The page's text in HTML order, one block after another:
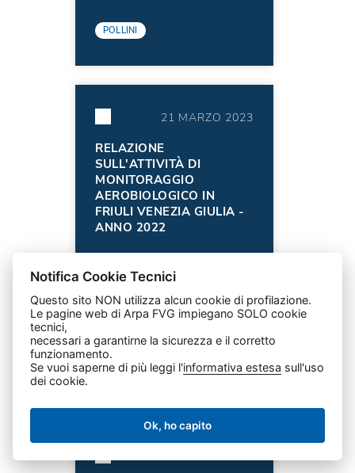
POLLINI
21 MARZO 2023
RELAZIONE
SULL'ATTIVITÀ DI
MONITORAGGIO
AEROBIOLOGICO IN
FRIULI VENEZIA GIULIA -
ANNO 2022
POLLINI
30 NOVEMBRE 2022
Notifica Cookie Tecnici
Questo sito NON utilizza alcun cookie di profilazione.
Le pagine web di Arpa FVG impiegano SOLO cookie
tecnici,
necessari a garantirne la sicurezza e il corretto
funzionamento.
Se vuoi saperne di più leggi l'informativa estesa sull'uso
dei cookie.
Ok, ho capito